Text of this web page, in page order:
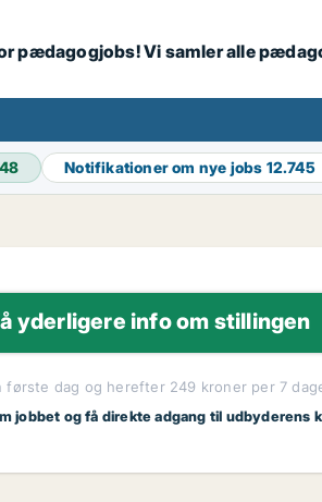
pædagogjobs! Vi samler alle
Notifikationer om nye jobs 12.745
yderligere info om stillingen
dag og herefter 249 kroner per 7
jobbet og få direkte adgang til udbyderens